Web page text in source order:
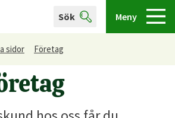
Sök Meny
sidor Företag